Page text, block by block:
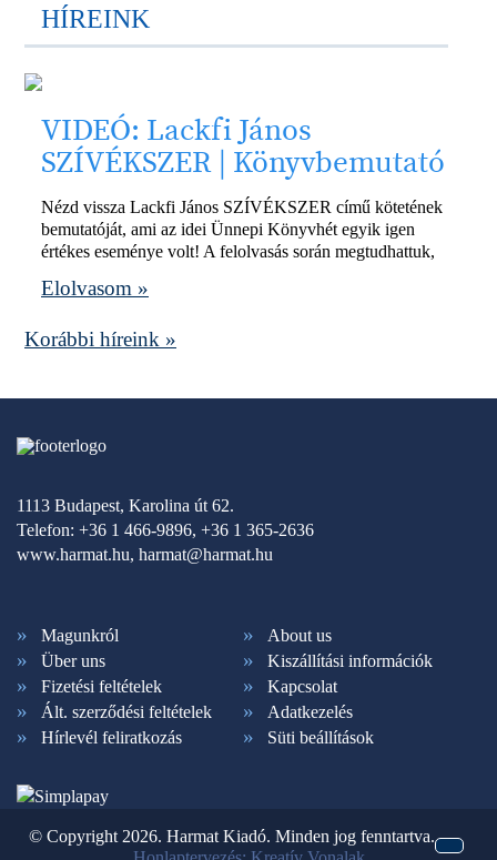
HÍREINK
VIDEÓ: Lackfi János
SZÍVÉKSZER | Könyvbemutató
Nézd vissza Lackfi János SZÍVÉKSZER című kötetének
bemutatóját, ami az idei Ünnepi Könyvhét egyik igen
értékes eseménye volt! A felolvasás során megtudhattuk,
Elolvasom »
Korábbi híreink »
1113 Budapest, Karolina út 62.
Telefon: +36 1 466-9896, +36 1 365-2636
www.harmat.hu, harmat@harmat.hu
Magunkról
About us
Über uns
Kiszállítási információk
Fizetési feltételek
Kapcsolat
Ált. szerződési feltételek
Adatkezelés
Hírlevél feliratkozás
Süti beállítások
© Copyright 2026. Harmat Kiadó. Minden jog fenntartva.